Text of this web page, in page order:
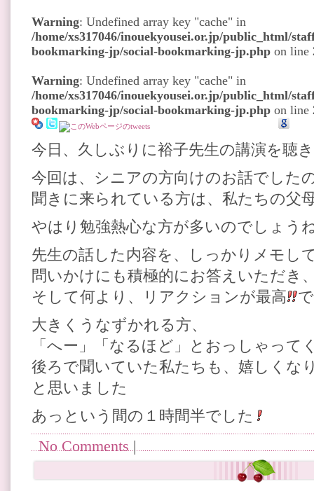
Warning: Undefined array key "cache" in
/home/xs317046/inouekyousei.or.jp/public_html/
bookmarking-jp/social-bookmarking-jp.php on line
Warning: Undefined array key "cache" in
/home/xs317046/inouekyousei.or.jp/public_html/
bookmarking-jp/social-bookmarking-jp.php on line
今日、久しぶりに裕子先生の講演を聴
今回は、シニアの方向けのお話でした
聞きに来られている方は、私たちの父
やはり勉強熱心な方が多いのでしょう
先生の話した内容を、しっかりメモし
問いかけにも積極的にお答えいただき
そして何より、リアクションが最高
大きくうなずかれる方、
「へー」「なるほど」とおっしゃって
後ろで聞いていた私たちも、嬉しくな
と思いました
あっという間の１時間半でした
No Comments|